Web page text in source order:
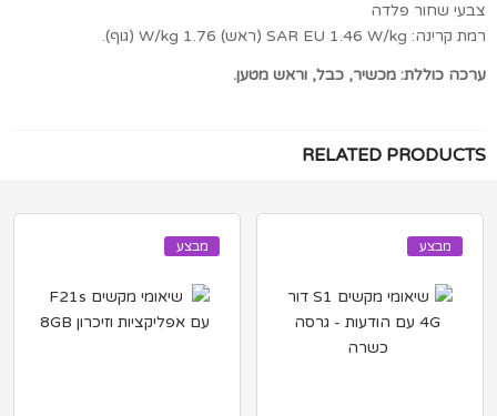
צבעי שחור פלדה
רמת קרינה: SAR EU 1.46 W/kg (ראש) 1.76 W/kg (גוף).
ערכה כוללת: מכשיר, כבל, וראש מטען.
RELATED PRODUCTS
מבצע מבצע